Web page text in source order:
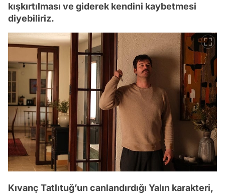
kışkırtılması ve giderek kendini kaybetmesi
diyebiliriz.
Kıvanç Tatlıtuğ’un canlandırdığı Yalın karakteri,